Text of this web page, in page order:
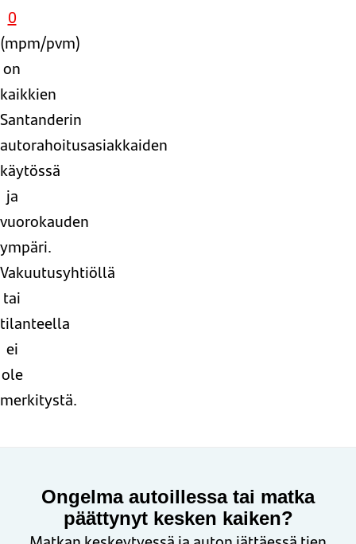
0
(mpm/pvm)
on
kaikkien
Santanderin
autorahoitusasiakkaiden
käytössä
ja
vuorokauden
ympäri.
Vakuutusyhtiöllä
tai
tilanteella
ei
ole
merkitystä.
Ongelma autoillessa tai matka
päättynyt kesken kaiken?